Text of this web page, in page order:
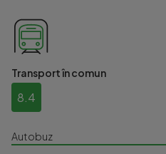
Transport în comun
8.4
Autobuz